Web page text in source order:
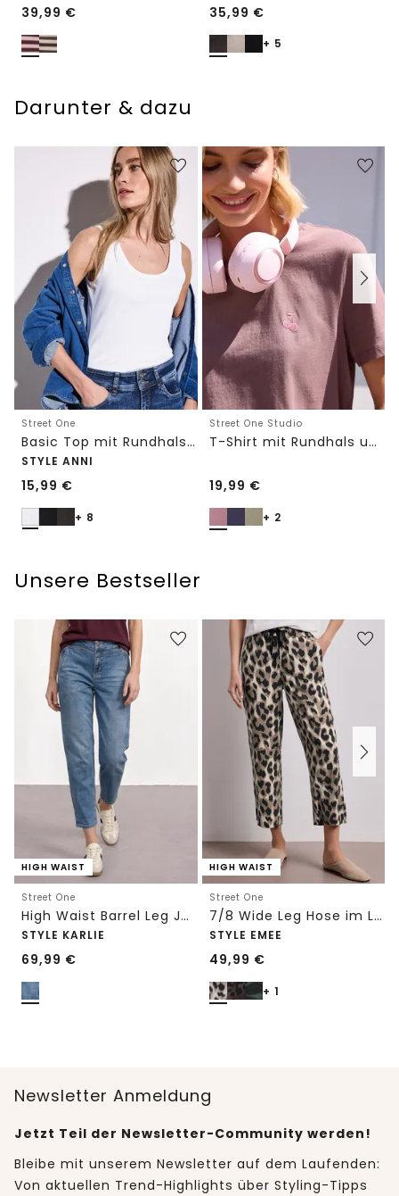
39,99 €
35,99 €
+ 5
Darunter & dazu
Street One
Basic Top mit Rundhals in Unifarbe
STYLE ANNI
15,99 €
+ 8
Street One Studio
T-Shirt mit Rundhals und Embroidery-Detail
19,99 €
+ 2
Unsere Bestseller
HIGH WAIST
Street One
High Waist Barrel Leg Jeans im Loose Fit
STYLE KARLIE
69,99 €
HIGH WAIST
Street One
7/8 Wide Leg Hose im Loose Fit mit Print
STYLE EMEE
49,99 €
+ 1
Newsletter Anmeldung
Jetzt Teil der Newsletter-Community werden!
Bleibe mit unserem Newsletter auf dem Laufenden:
Von aktuellen Trend-Highlights über Styling-Tipps